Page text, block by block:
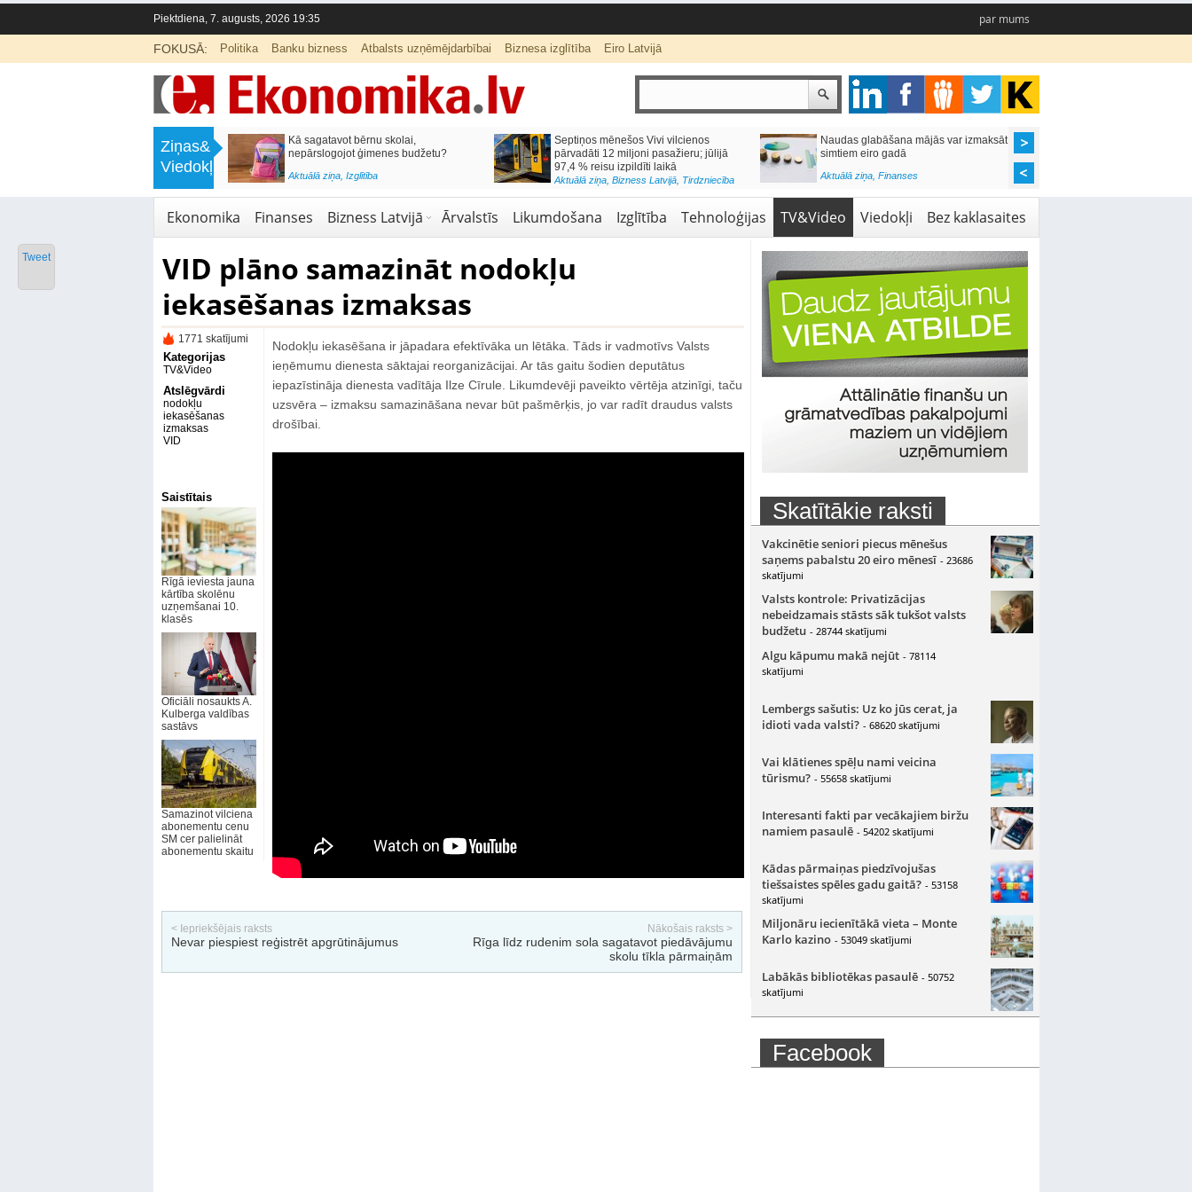
Piektdiena, 7. augusts, 2026 19:35 par mums
FOKUSĀ: Politika Banku bizness Atbalsts uzņēmējdarbībai Biznesa izglītība Eiro Latvijā
Ziņas&
Viedokļi
Labklājības ministrija rosina reformēt
un būtiski uzlabot vecāku pabalstu
Kā sagatavot bērnu skolai,
nepārslogojot ģimenes budžetu?
Aktuālā ziņa, Izglītība
Septiņos mēnešos Vivi vilcienos
pārvadāti 12 miljoni pasažieru; jūlijā
97,4 % reisu izpildīti laikā
Aktuālā ziņa, Bizness Latvijā, Tirdzniecība
Naudas glabāšana mājās var izmaksāt
simtiem eiro gadā
Aktuālā ziņa, Finanses
Ekonomika Finanses Bizness Latvijā Ārvalstīs Likumdošana Izglītība Tehnoloģijas TV&Video Viedokļi Bez kaklasaites
VID plāno samazināt nodokļu
iekasēšanas izmaksas
1771 skatījumi
Kategorijas
TV&Video
Atslēgvārdi
nodokļu
iekasēšanas
izmaksas
VID
Saistītais
Rīgā ieviesta jauna
kārtība skolēnu
uzņemšanai 10.
klasēs
Oficiāli nosaukts A.
Kulberga valdības
sastāvs
Samazinot vilciena
abonementu cenu
SM cer palielināt
abonementu skaitu
Nodokļu iekasēšana ir jāpadara efektīvāka un lētāka. Tāds ir vadmotīvs Valsts
ieņēmumu dienesta sāktajai reorganizācijai. Ar tās gaitu šodien deputātus
iepazīstināja dienesta vadītāja Ilze Cīrule. Likumdevēji paveikto vērtēja atzinīgi, taču
uzsvēra – izmaksu samazināšana nevar būt pašmērķis, jo var radīt draudus valsts
drošībai.
< Iepriekšējais raksts
Nevar piespiest reģistrēt apgrūtinājumus
Nākošais raksts >
Rīga līdz rudenim sola sagatavot piedāvājumu
skolu tīkla pārmaiņām
Skatītākie raksti
Vakcinētie seniori piecus mēnešus
saņems pabalstu 20 eiro mēnesī - 23686
skatījumi
Valsts kontrole: Privatizācijas
nebeidzamais stāsts sāk tukšot valsts
budžetu - 28744 skatījumi
Algu kāpumu makā nejūt - 78114
skatījumi
Lembergs sašutis: Uz ko jūs cerat, ja
idioti vada valsti? - 68620 skatījumi
Vai klātienes spēļu nami veicina
tūrismu? - 55658 skatījumi
Interesanti fakti par vecākajiem biržu
namiem pasaulē - 54202 skatījumi
Kādas pārmaiņas piedzīvojušas
tiešsaistes spēles gadu gaitā? - 53158
skatījumi
Miljonāru iecienītākā vieta – Monte
Karlo kazino - 53049 skatījumi
Labākās bibliotēkas pasaulē - 50752
skatījumi
Facebook
Tweet